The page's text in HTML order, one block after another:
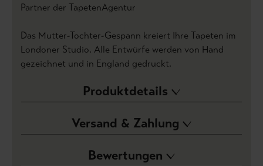
Partner der TapetenAgentur
Das Mutter-Tochter-Gespann kreiert Ihre Tapeten im
Londoner Studio. Alle Entwürfe werden von Hand
gezeichnet und in England gedruckt.
Produktdetails
Versand & Zahlung
Bewertungen